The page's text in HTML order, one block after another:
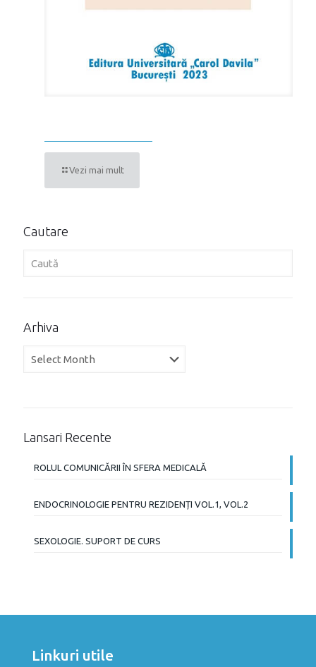
Vezi mai mult
Cautare
Arhiva
Arhiva
Lansari Recente
ROLUL COMUNICĂRII ÎN SFERA MEDICALĂ
ENDOCRINOLOGIE PENTRU REZIDENȚI VOL.1, VOL.2
SEXOLOGIE. SUPORT DE CURS
Linkuri utile